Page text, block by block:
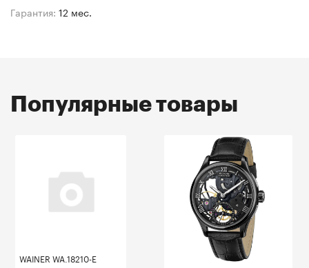
Гарантия: 12 мес.
Популярные товары
WAINER WA.18210-E